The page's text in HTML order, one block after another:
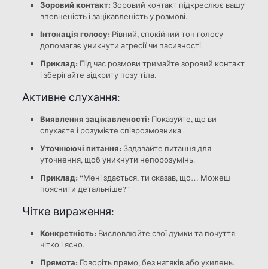
Зоровий контакт: Зоровий контакт підкреслює вашу
впевненість і зацікавленість у розмові.
Інтонація голосу: Рівний, спокійний тон голосу
допомагає уникнути агресії чи пасивності.
Приклад: Під час розмови тримайте зоровий контакт
і зберігайте відкриту позу тіла.
Активне слухання:
Виявлення зацікавленості: Показуйте, що ви
слухаєте і розумієте співрозмовника.
Уточнюючі питання: Задавайте питання для
уточнення, щоб уникнути непорозумінь.
Приклад: “Мені здається, ти сказав, що… Можеш
пояснити детальніше?”
Чітке вираження:
Конкретність: Висловлюйте свої думки та почуття
чітко і ясно.
Прямота: Говоріть прямо, без натяків або ухилень.